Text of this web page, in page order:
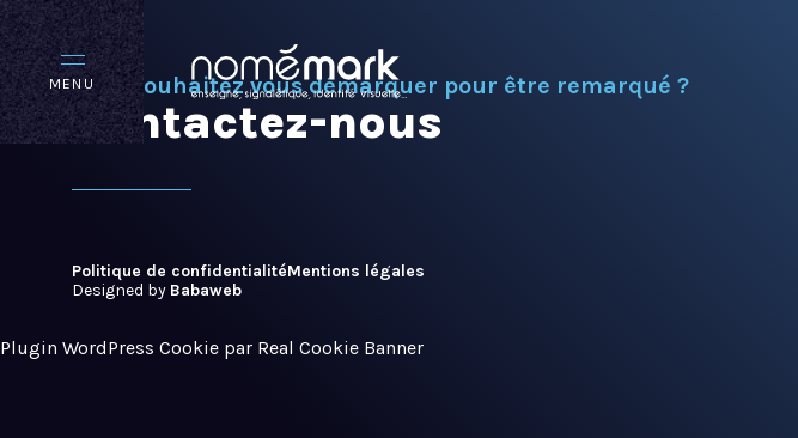
MENUVous souhaitez vous démarquer pour être remarqué ?
Contactez-nous
Politique de confidentialitéMentions légales
Designed by Babaweb
Plugin WordPress Cookie par Real Cookie Banner